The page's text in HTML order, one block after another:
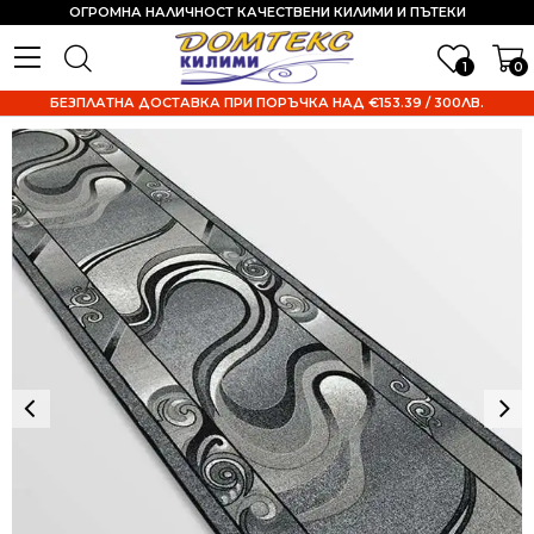
1 0
ОГРОМНА НАЛИЧНОСТ КАЧЕСТВЕНИ КИЛИМИ И ПЪТЕКИ
БЕЗПЛАТНА ДОСТАВКА ПРИ ПОРЪЧКА НАД €153.39 / 300ЛВ.